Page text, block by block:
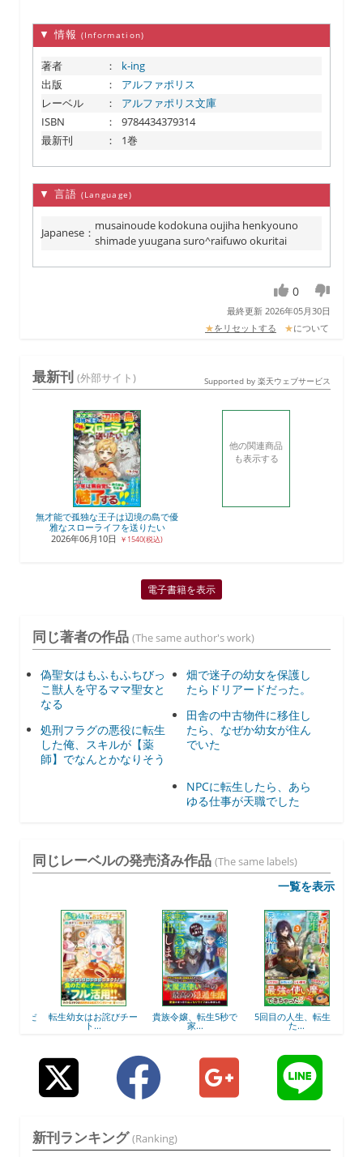
▼ 情報 (Information)
著者 ：
k-ing
出版
：
アルファポリス
レーベル
：
アルファポリス文庫
ISBN
：
9784434379314
最新刊
： 1巻
▼ 言語 (Language)
Japanese ： musainoude kodokuna oujiha henkyouno
shimade yuugana suro^raifuwo okuritai
0
最終更新 2026年05月30日
★をリセットする ★について
最新刊 (外部サイト) Supported by 楽天ウェブサービス
無才能で孤独な王子は辺境の島で優
雅なスローライフを送りたい
2026年06月10日
￥1540(税込)
他の関連商品
も表示する
電子書籍を表示
同じ著者の作品 (The same author's work)
偽聖女はもふもふちびっ
こ獣人を守るママ聖女と
なる
処刑フラグの悪役に転生
した俺、スキルが【薬
師】でなんとかなりそう
畑で迷子の幼女を保護し
たらドリアードだった。
田舎の中古物件に移住し
たら、なぜか幼女が住ん
でいた
NPCに転生したら、あら
ゆる仕事が天職でした
同じレーベルの発売済み作品 (The same labels)
一覧を表示
転生幼女はお詫びチー
ト...
貴族令嬢、転生5秒で
家...
5回目の人生、転生し
た...
新刊ランキング (Ranking)